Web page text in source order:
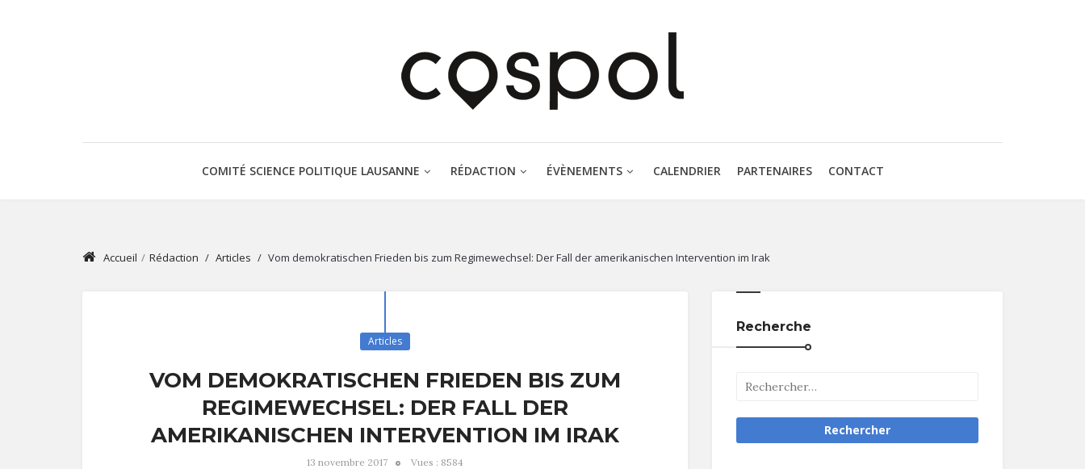
COMITÉ SCIENCE POLITIQUE LAUSANNE RÉDACTION ÉVÈNEMENTS CALENDRIER PARTENAIRES CONTACT
Accueil / Rédaction / Articles / Vom demokratischen Frieden bis zum Regimewechsel: Der Fall der amerikanischen Intervention im Irak
Articles
VOM DEMOKRATISCHEN FRIEDEN BIS ZUM
REGIMEWECHSEL: DER FALL DER
AMERIKANISCHEN INTERVENTION IM IRAK
13 novembre 2017 Vues : 8584
Recherche